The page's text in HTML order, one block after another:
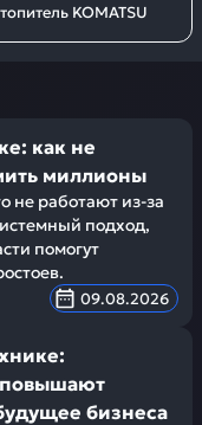
KOMATSU
как не
миллионы
не работают из-за
подход,
помогут
09.08.2026
повышают
бизнеса